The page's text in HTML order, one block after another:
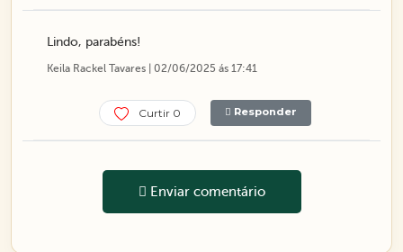
Lindo, parabéns!
Keila Rackel Tavares | 02/06/2025 ás 17:41
Curtir 0 Responder
Enviar comentário